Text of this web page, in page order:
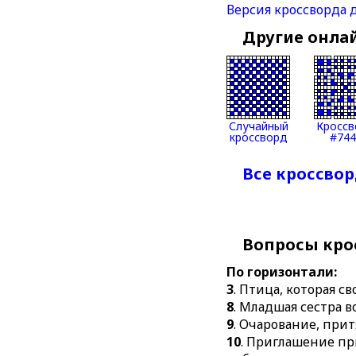
Версия кроссворда
Другие
Случайный
кроссворд
Все
Вопросы
По горизонтали:
3. Птица, которая
8. Младшая сестра
9. Очарование,
10. Приглашение